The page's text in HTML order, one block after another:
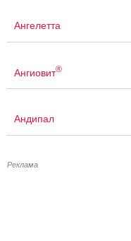
Ангелетта
Ангиовит®
Андипал
Реклама